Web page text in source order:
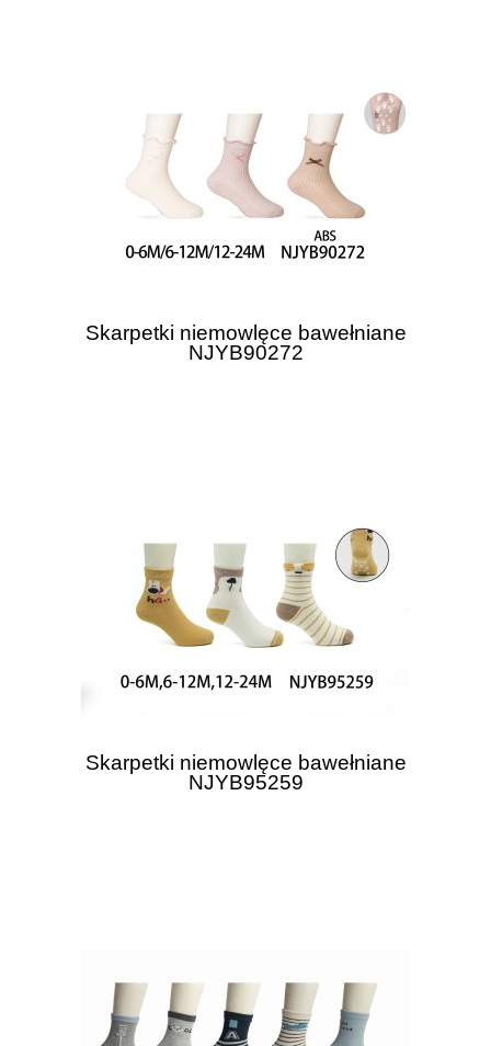
Skarpetki niemowlęce bawełniane
NJYB90272
Skarpetki niemowlęce bawełniane
NJYB95259